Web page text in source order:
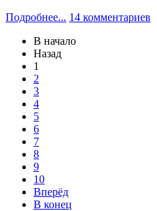
Подробнее... 14 комментариев
В начало
Назад
1
2
3
4
5
6
7
8
9
10
Вперёд
В конец